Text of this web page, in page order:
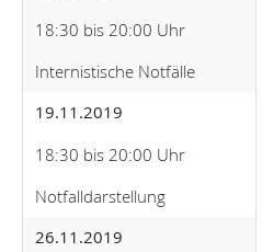
18:30 bis 20:00 Uhr
Internistische Notfälle
19.11.2019
18:30 bis 20:00 Uhr
Notfalldarstellung
26.11.2019